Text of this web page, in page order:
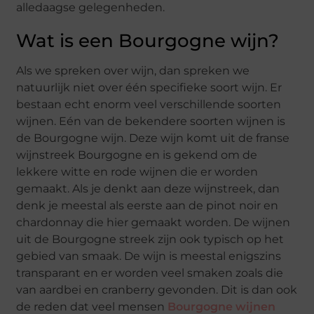
alledaagse gelegenheden.
Wat is een Bourgogne wijn?
Als we spreken over wijn, dan spreken we
natuurlijk niet over één specifieke soort wijn. Er
bestaan echt enorm veel verschillende soorten
wijnen. Eén van de bekendere soorten wijnen is
de Bourgogne wijn. Deze wijn komt uit de franse
wijnstreek Bourgogne en is gekend om de
lekkere witte en rode wijnen die er worden
gemaakt. Als je denkt aan deze wijnstreek, dan
denk je meestal als eerste aan de pinot noir en
chardonnay die hier gemaakt worden. De wijnen
uit de Bourgogne streek zijn ook typisch op het
gebied van smaak. De wijn is meestal enigszins
transparant en er worden veel smaken zoals die
van aardbei en cranberry gevonden. Dit is dan ook
de reden dat veel mensen Bourgogne wijnen